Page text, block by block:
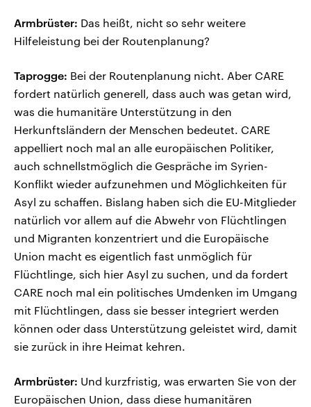
Armbrüster: Das heißt, nicht so sehr weitere
Hilfeleistung bei der Routenplanung?
Taprogge: Bei der Routenplanung nicht. Aber CARE
fordert natürlich generell, dass auch was getan wird,
was die humanitäre Unterstützung in den
Herkunftsländern der Menschen bedeutet. CARE
appelliert noch mal an alle europäischen Politiker,
auch schnellstmöglich die Gespräche im Syrien-
Konflikt wieder aufzunehmen und Möglichkeiten für
Asyl zu schaffen. Bislang haben sich die EU-Mitglieder
natürlich vor allem auf die Abwehr von Flüchtlingen
und Migranten konzentriert und die Europäische
Union macht es eigentlich fast unmöglich für
Flüchtlinge, sich hier Asyl zu suchen, und da fordert
CARE noch mal ein politisches Umdenken im Umgang
mit Flüchtlingen, dass sie besser integriert werden
können oder dass Unterstützung geleistet wird, damit
sie zurück in ihre Heimat kehren.
Armbrüster: Und kurzfristig, was erwarten Sie von der
Europäischen Union, dass diese humanitären